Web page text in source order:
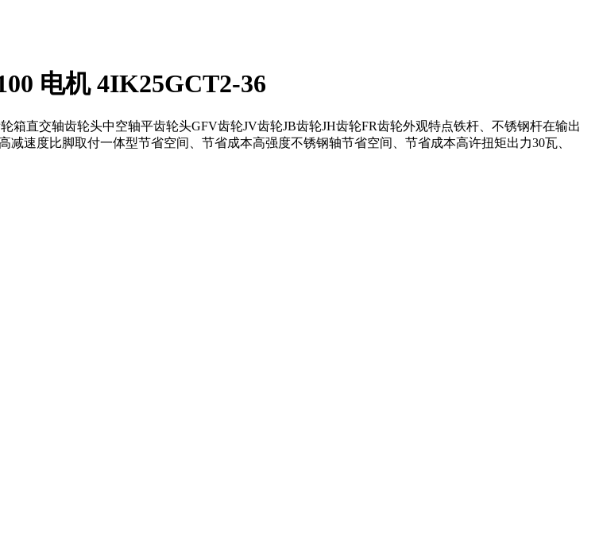
电机 4IK25GCT2-36
箱直交轴齿轮头中空轴平齿轮头GFV齿轮JV齿轮JB齿轮JH齿轮FR齿轮外观特点铁杆、不锈钢杆在输出
速度比脚取付一体型节省空间、节省成本高强度不锈钢轴节省空间、节省成本高许扭矩出力30瓦、